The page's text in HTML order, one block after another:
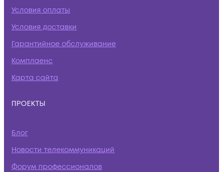
Условия оплаты
Условия доставки
Гарантийное обслуживание
Комплаенс
Карта сайта
ПРОЕКТЫ
Блог
Новости телекоммуникаций
Форум профессионалов